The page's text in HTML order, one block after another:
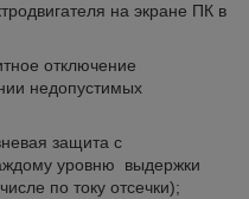
на экране ПК в
отключение
недопустимых
защита с
уровню выдержки
по току отсечки);